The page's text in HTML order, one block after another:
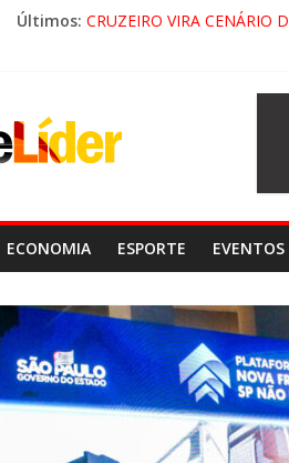
Últimos: 🚨 LORENA,
“HÁ PRESENÇA DO
ACESSO À APARECIDA
ECONOMIA ESPORTE EVENTOS